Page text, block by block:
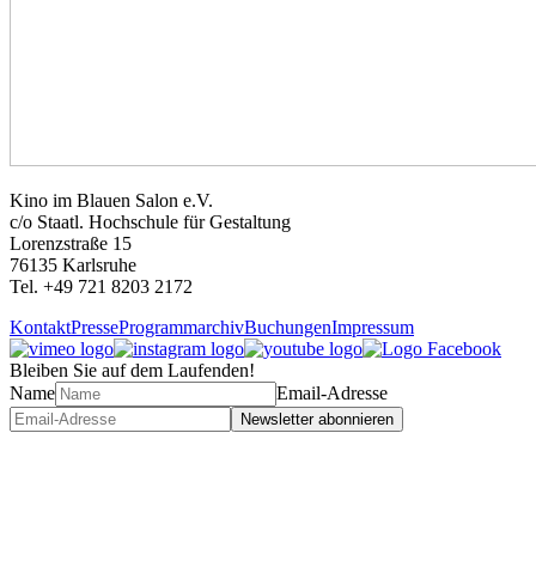
Kino im Blauen Salon e.V.
c/o Staatl. Hochschule für Gestaltung
Lorenzstraße 15
76135 Karlsruhe
Tel. +49 721 8203 2172
KontaktPresseProgrammarchivBuchungenImpressum
Bleiben Sie auf dem Laufenden!
Name
Email-Adresse
Newsletter abonnieren